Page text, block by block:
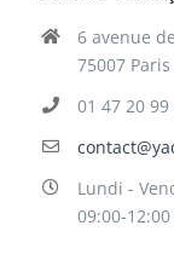
6 avenue
75007 Paris
01 47 20 99
Lundi -
09:00-